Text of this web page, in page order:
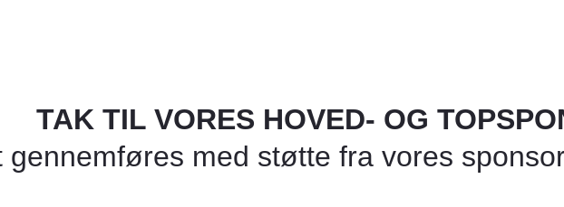
TAK TIL VORES HOVED- OG
med støtte fra vores